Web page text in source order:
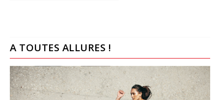
A TOUTES ALLURES !